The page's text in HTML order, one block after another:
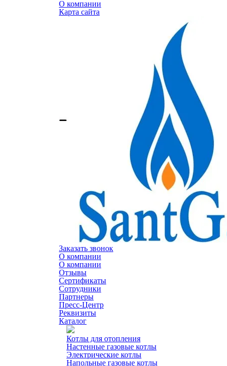
О компании
Карта сайта
Заказать звонок
О компании
О компании
Отзывы
Сертификаты
Сотрудники
Партнеры
Пресс-Центр
Реквизиты
Каталог
Котлы для отопления
Настенные газовые котлы
Электрические котлы
Напольные газовые котлы